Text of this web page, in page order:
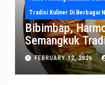
Tradisi Kuliner Di Berbagai
Bibimbap,
Semangkuk
FEBRUARY 12, 2026